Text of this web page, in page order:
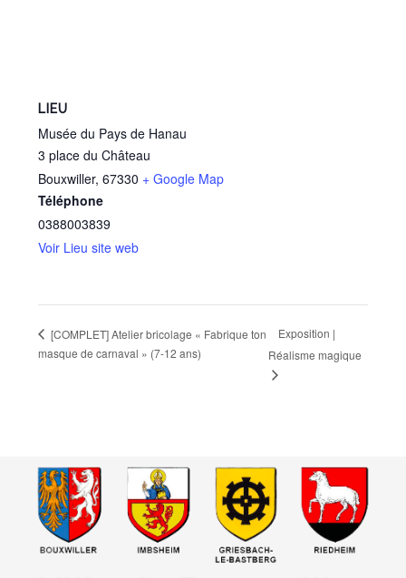
LIEU
Musée du Pays de Hanau
3 place du Château
Bouxwiller, 67330 + Google Map
Téléphone
0388003839
Voir Lieu site web
[COMPLET] Atelier bricolage « Fabrique ton
masque de carnaval » (7-12 ans)
Exposition |
Réalisme magique